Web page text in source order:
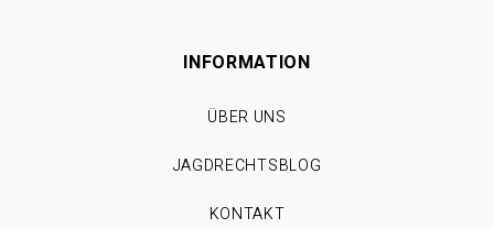
INFORMATION
ÜBER UNS
JAGDRECHTSBLOG
KONTAKT